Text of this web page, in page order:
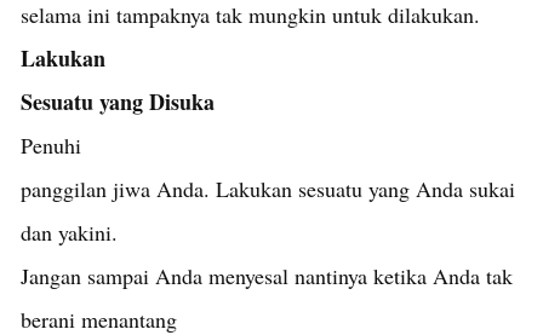
selama ini tampaknya tak mungkin untuk dilakukan.
Lakukan
Sesuatu yang Disuka
Penuhi
panggilan jiwa Anda. Lakukan sesuatu yang Anda sukai
dan yakini.
Jangan sampai Anda menyesal nantinya ketika Anda tak
berani menantang